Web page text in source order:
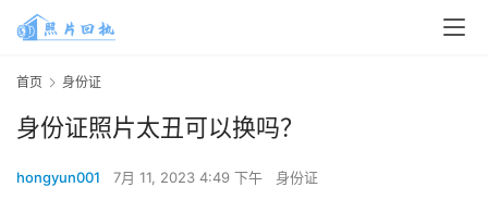
首页 身份证
身份证照片太丑可以换吗？
hongyun001 7月 11, 2023 4:49 下午 身份证